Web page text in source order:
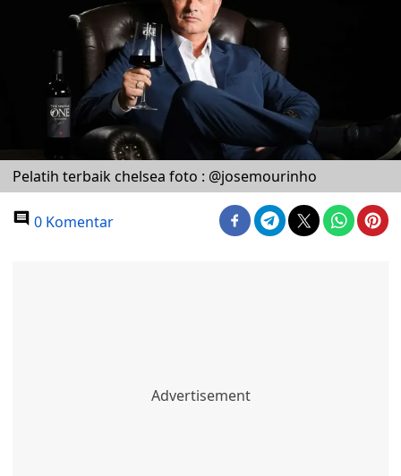
Pelatih terbaik chelsea foto : @josemourinho
0 Komentar